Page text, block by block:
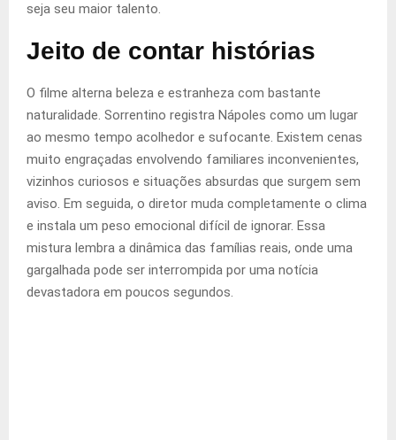
seja seu maior talento.
Jeito de contar histórias
O filme alterna beleza e estranheza com bastante
naturalidade. Sorrentino registra Nápoles como um lugar
ao mesmo tempo acolhedor e sufocante. Existem cenas
muito engraçadas envolvendo familiares inconvenientes,
vizinhos curiosos e situações absurdas que surgem sem
aviso. Em seguida, o diretor muda completamente o clima
e instala um peso emocional difícil de ignorar. Essa
mistura lembra a dinâmica das famílias reais, onde uma
gargalhada pode ser interrompida por uma notícia
devastadora em poucos segundos.